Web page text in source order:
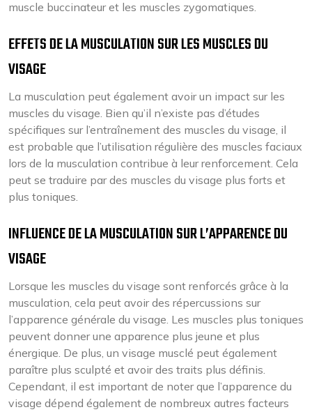
muscle buccinateur et les muscles zygomatiques.
EFFETS DE LA MUSCULATION SUR LES MUSCLES DU
VISAGE
La musculation peut également avoir un impact sur les
muscles du visage. Bien qu’il n’existe pas d’études
spécifiques sur l’entraînement des muscles du visage, il
est probable que l’utilisation régulière des muscles faciaux
lors de la musculation contribue à leur renforcement. Cela
peut se traduire par des muscles du visage plus forts et
plus toniques.
INFLUENCE DE LA MUSCULATION SUR L’APPARENCE DU
VISAGE
Lorsque les muscles du visage sont renforcés grâce à la
musculation, cela peut avoir des répercussions sur
l’apparence générale du visage. Les muscles plus toniques
peuvent donner une apparence plus jeune et plus
énergique. De plus, un visage musclé peut également
paraître plus sculpté et avoir des traits plus définis.
Cependant, il est important de noter que l’apparence du
visage dépend également de nombreux autres facteurs